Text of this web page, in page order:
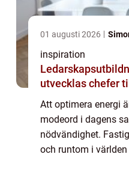
01 augusti 2026
inspiration
utvecklas chefer
Att optimera energi
modeord i dagens
nödvändighet.
och runtom i